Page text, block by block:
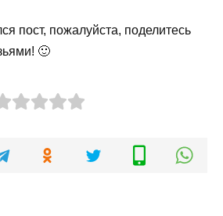
пост, пожалуйста, поделитесь
🙂